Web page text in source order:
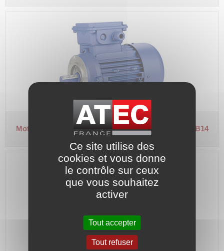
Moteur 1000 tr/min hors normesArbre Ø 14 - Bride B14
Ce site utilise des
cookies et vous donne
le contrôle sur ceux
que vous souhaitez
activer
Tout accepter
Tout refuser